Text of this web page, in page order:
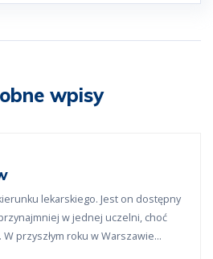
wpisy
lekarskiego. Jest on dostępny
w jednej uczelni, choć
przyszłym roku w Warszawie